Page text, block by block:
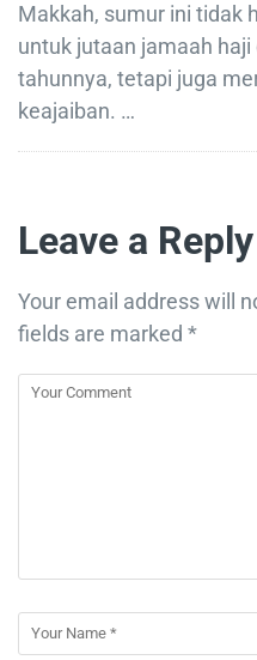
Makkah, sumur ini tidak
untuk jutaan jamaah
tahunnya, tetapi juga
keajaiban. …
Leave a Reply
Your email address will
fields are marked *